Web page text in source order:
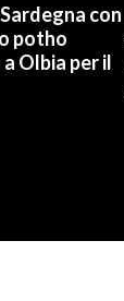
con
potho
Olbia per il